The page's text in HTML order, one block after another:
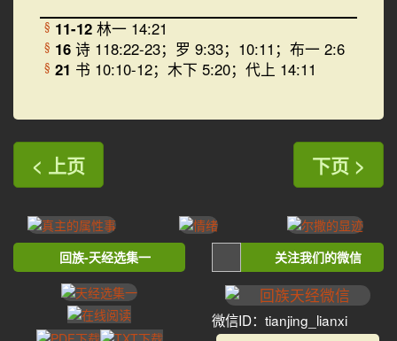
§ 11-12 林一 14:21
§ 16 诗 118:22-23；罗 9:33；10:11；布一 2:6
§ 21 书 10:10-12；木下 5:20；代上 14:11
< 上页 下页 >
回族-天经选集一 关注我们的微信
微信ID：tianjing_lianxi